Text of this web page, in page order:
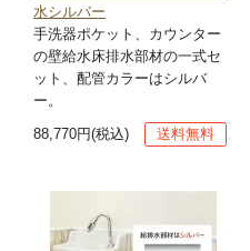
水シルバー
手洗器ポケット、カウンター
の壁給水床排水部材の一式セ
ット、配管カラーはシルバ
ー。
88,770円(税込)
送料無料